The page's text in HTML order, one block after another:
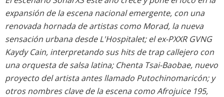
expansión de la escena nacional emergente, con una
renovada hornada de artistas como Morad, la nueva
sensación urbana desde L'Hospitalet; el ex-PXXR GVNG
Kaydy Cain, interpretando sus hits de trap callejero con
una orquesta de salsa latina; Chenta Tsai-Baobae, nuevo
proyecto del artista antes llamado Putochinomaricón; y
otros nombres clave de la escena como Afrojuice 195,